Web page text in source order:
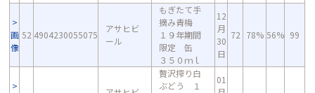
画
像
52 4904230055075
アサヒビ
ール
もぎたて手
摘み青梅
１９年期間
限定 缶
３５０ｍｌ
12
月
30
日
72 78% 56% 99
贅沢搾り白
ぶどう １
01